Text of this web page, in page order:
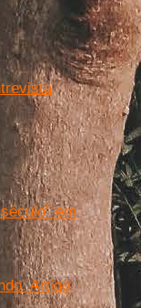
em
Artigo